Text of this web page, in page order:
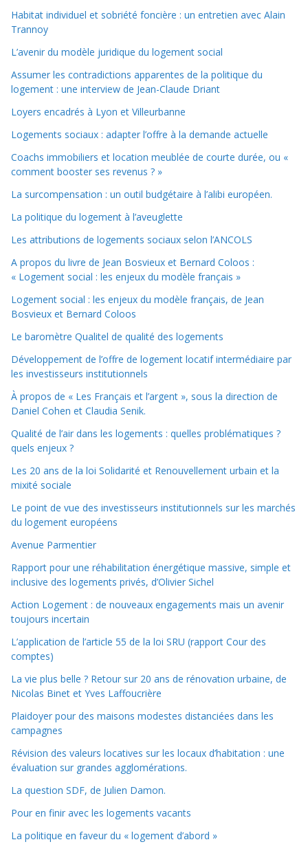
Habitat individuel et sobriété foncière : un entretien avec Alain
Trannoy
L’avenir du modèle juridique du logement social
Assumer les contradictions apparentes de la politique du
logement : une interview de Jean-Claude Driant
Loyers encadrés à Lyon et Villeurbanne
Logements sociaux : adapter l’offre à la demande actuelle
Coachs immobiliers et location meublée de courte durée, ou «
comment booster ses revenus ? »
La surcompensation : un outil budgétaire à l’alibi européen.
La politique du logement à l’aveuglette
Les attributions de logements sociaux selon l’ANCOLS
A propos du livre de Jean Bosvieux et Bernard Coloos :
« Logement social : les enjeux du modèle français »
Logement social : les enjeux du modèle français, de Jean
Bosvieux et Bernard Coloos
Le baromètre Qualitel de qualité des logements
Développement de l’offre de logement locatif intermédiaire par
les investisseurs institutionnels
À propos de « Les Français et l’argent », sous la direction de
Daniel Cohen et Claudia Senik.
Qualité de l’air dans les logements : quelles problématiques ?
quels enjeux ?
Les 20 ans de la loi Solidarité et Renouvellement urbain et la
mixité sociale
Le point de vue des investisseurs institutionnels sur les marchés
du logement européens
Avenue Parmentier
Rapport pour une réhabilitation énergétique massive, simple et
inclusive des logements privés, d’Olivier Sichel
Action Logement : de nouveaux engagements mais un avenir
toujours incertain
L’application de l’article 55 de la loi SRU (rapport Cour des
comptes)
La vie plus belle ? Retour sur 20 ans de rénovation urbaine, de
Nicolas Binet et Yves Laffoucrière
Plaidoyer pour des maisons modestes distanciées dans les
campagnes
Révision des valeurs locatives sur les locaux d’habitation : une
évaluation sur grandes agglomérations.
La question SDF, de Julien Damon.
Pour en finir avec les logements vacants
La politique en faveur du « logement d’abord »